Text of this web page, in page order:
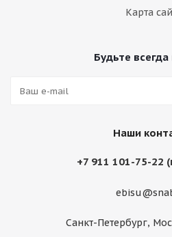
Карта
Будьте всегда
Наши
+7 911 101-75-22
Санкт-Петербург,